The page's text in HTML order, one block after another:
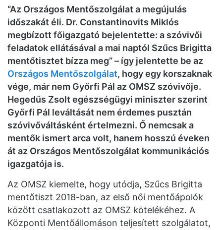
“Az Országos Mentőszolgálat a megújulás
időszakát éli. Dr. Constantinovits Miklós
megbízott főigazgató bejelentette: a szóvivői
feladatok ellátásával a mai naptól Szűcs Brigitta
mentőtisztet bízza meg” – így jelentette be az
Országos Mentőszolgálat, hogy egy korszaknak
vége, már nem Győrfi Pál az OMSZ szóvivője.
Hegedűs Zsolt egészségügyi miniszter szerint
Győrfi Pál leváltását nem érdemes pusztán
szóvivőváltásként értelmezni. Ő nemcsak a
mentők ismert arca volt, hanem hosszú éveken
át az Országos Mentőszolgálat kommunikációs
igazgatója is.
Az OMSZ kiemelte, hogy utódja, Szűcs Brigitta
mentőtiszt 2018-ban, az első női mentőápolók
között csatlakozott az OMSZ kötelékéhez. A
Központi Mentőállomáson teljesített szolgálatot,